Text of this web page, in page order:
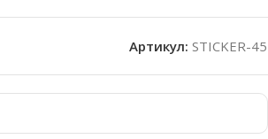
Артикул: STICKER-45